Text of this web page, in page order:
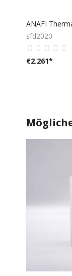
ANAFI
sfd2020
€2.261*